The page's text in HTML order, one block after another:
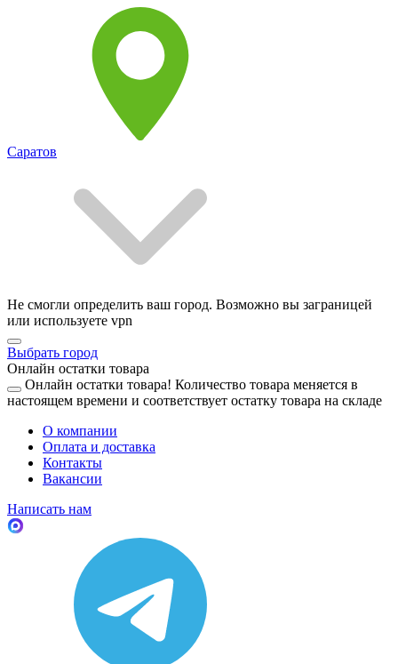
Саратов
Не смогли определить ваш город. Возможно вы заграницей
или используете vpn
Выбрать город
Онлайн остатки товара
Онлайн остатки товара! Количество товара меняется в
настоящем времени и соответствует остатку товара на складе
О компании
Оплата и доставка
Контакты
Вакансии
Написать нам